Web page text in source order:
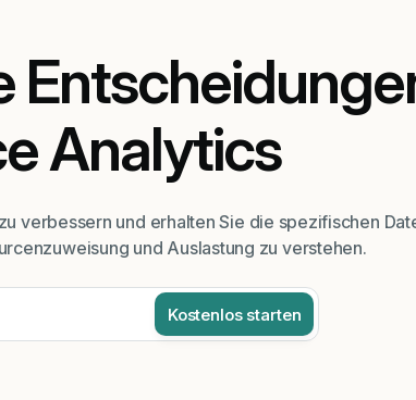
Analytics
verbessern und erhalten Sie die spezifischen
und Auslastung zu verstehen.